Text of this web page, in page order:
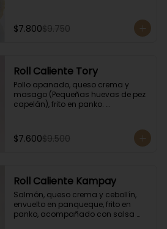
$7.800$9.750
Roll Caliente Tory
Pollo apanado, queso crema y
masago (Pequeñas huevas de pez
capelán), frito en panko.
$7.600$9.500
Roll Caliente Kampay
Salmón, queso crema y cebollín,
envuelto en panqueque, frito en
panko, acompañado con salsa